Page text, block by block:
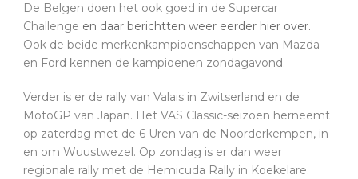
De Belgen doen het ook goed in de Supercar
Challenge en daar berichtten weer eerder hier over.
Ook de beide merkenkampioenschappen van Mazda
en Ford kennen de kampioenen zondagavond.
Verder is er de rally van Valais in Zwitserland en de
MotoGP van Japan. Het VAS Classic-seizoen herneemt
op zaterdag met de 6 Uren van de Noorderkempen, in
en om Wuustwezel. Op zondag is er dan weer
regionale rally met de Hemicuda Rally in Koekelare.